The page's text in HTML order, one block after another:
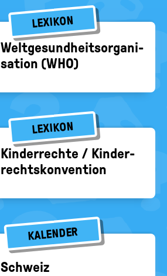
LEXIKON
Welt­ge­sund­heits­or­ga­ni­
sa­ti­on (WHO)
LEXIKON
Kin­der­rech­te / Kin­der­
rechts­kon­ven­ti­on
KALENDER
Schweiz